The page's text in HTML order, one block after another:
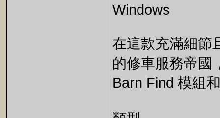
Windows
在這款充滿細節
的修車服務帝國
Barn Find 模組